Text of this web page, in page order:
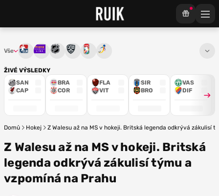
ŽIVÉ VÝSLEDKY
SAN
CAP
BRA
COR
FLA
VIT
SIR
BRO
VAS
DIF
Vše Tipsport extraliga
Maxa ligaNHL KHL Mistrovství světa
Domů Hokej Z Walesu až na MS v hokeji. Britská legenda odkrývá zákulisí
Z Walesu až na MS v hokeji. Britská
legenda odkrývá zákulisí týmu a
vzpomíná na Prahu